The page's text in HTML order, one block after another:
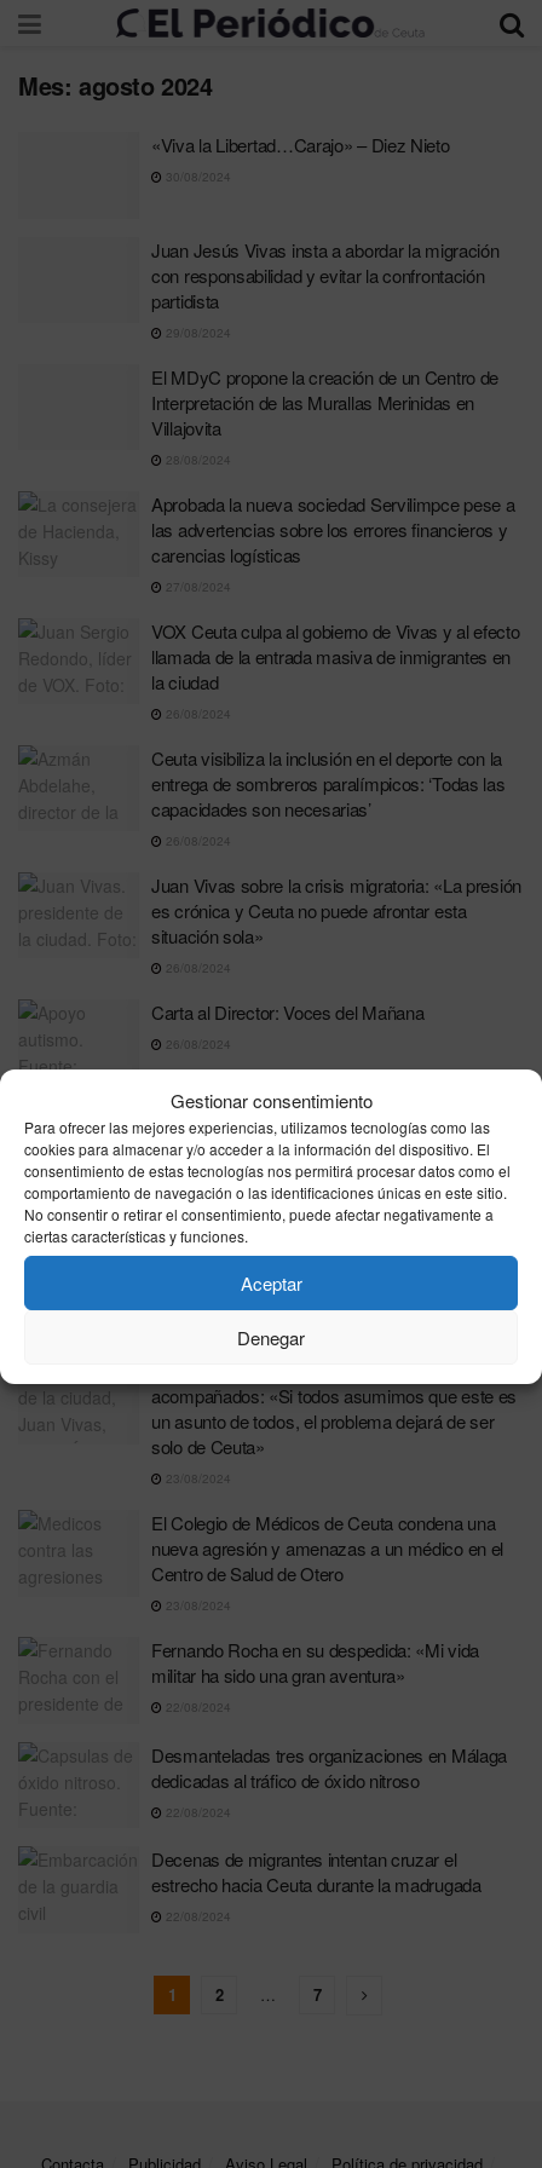
Gestionar consentimiento
Para ofrecer las mejores experiencias, utilizamos tecnologías como las
cookies para almacenar y/o acceder a la información del dispositivo. El
consentimiento de estas tecnologías nos permitirá procesar datos como el
comportamiento de navegación o las identificaciones únicas en este sitio.
No consentir o retirar el consentimiento, puede afectar negativamente a
ciertas características y funciones.
Aceptar
Denegar
Mes: agosto 2024
«Viva la Libertad…Carajo» – Diez Nieto
30/08/2024
Juan Jesús Vivas insta a abordar la migración
con responsabilidad y evitar la confrontación
partidista
29/08/2024
El MDyC propone la creación de un Centro de
Interpretación de las Murallas Merinidas en
Villajovita
28/08/2024
Aprobada la nueva sociedad Servilimpce pese a
las advertencias sobre los errores financieros y
carencias logísticas
27/08/2024
VOX Ceuta culpa al gobierno de Vivas y al efecto
llamada de la entrada masiva de inmigrantes en
la ciudad
26/08/2024
Ceuta visibiliza la inclusión en el deporte con la
entrega de sombreros paralímpicos: ‘Todas las
capacidades son necesarias’
26/08/2024
Juan Vivas sobre la crisis migratoria: «La presión
es crónica y Ceuta no puede afrontar esta
situación sola»
26/08/2024
Carta al Director: Voces del Mañana
26/08/2024
Desmantelado un laboratorio de cocaína bajo una
plaza de toros en Toledo en una operación
internacional
26/08/2024
La presión migratoria en Ceuta desborda a las
a nado desde Marruecos
acompañados: «Si todos asumimos que este es
un asunto de todos, el problema dejará de ser
solo de Ceuta»
23/08/2024
El Colegio de Médicos de Ceuta condena una
nueva agresión y amenazas a un médico en el
Centro de Salud de Otero
23/08/2024
Fernando Rocha en su despedida: «Mi vida
militar ha sido una gran aventura»
22/08/2024
Desmanteladas tres organizaciones en Málaga
dedicadas al tráfico de óxido nitroso
22/08/2024
Decenas de migrantes intentan cruzar el
estrecho hacia Ceuta durante la madrugada
22/08/2024
1 2 7
Contacta Publicidad Aviso Legal Política de privacidad